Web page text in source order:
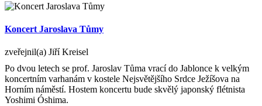
Koncert Jaroslava Tůmy
zveřejnil(a) Jiří Kreisel
Po dvou letech se prof. Jaroslav Tůma vrací do Jablonce k velkým
koncertním varhanám v kostele Nejsvětějšího Srdce Ježíšova na
Horním náměstí. Hostem koncertu bude skvělý japonský flétnista
Yoshimi Óshima.